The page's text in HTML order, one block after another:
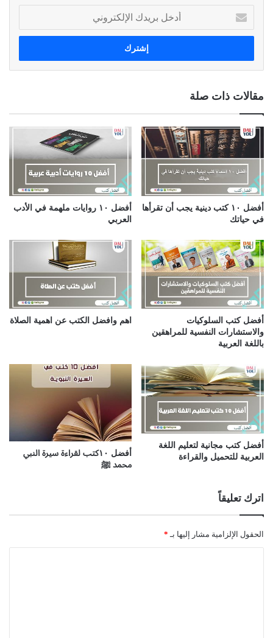
خ
ب
د
ك
ا
ل
ت
ي
مقالات ذات صلة
أفضل ١٠ كتب دينية يجب أن تقرأها
في حياتك
أفضل ١٠ روايات ملهمة في الأدب
العربي
أفضل كتب السلوكيات
والاستشارات النفسية للمراهقين
باللغة العربية
اهم وافضل الكتب عن اهمية الصلاة
أفضل كتب مجانية لتعليم اللغة
العربية للتحميل والقراءة
أفضل ١٠كتب لقراءة سيرة النبي
محمد ﷺ
اترك تعليقاً
الحقول الإلزامية مشار إليها بـ *